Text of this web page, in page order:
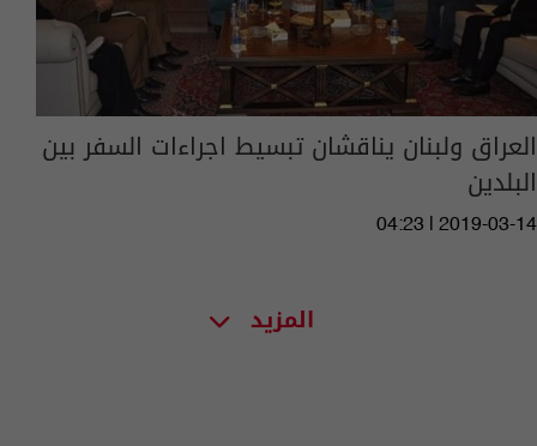
العراق ولبنان يناقشان تبسيط اجراءات السفر بين
البلدين
04:23 | 2019-03-14
المزيد